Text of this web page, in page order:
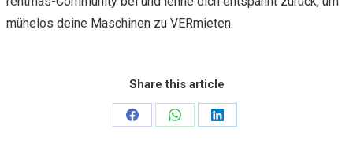
mühelos deine Maschinen zu VERmieten.
Share this article
Teilen
Teilen
Teilen